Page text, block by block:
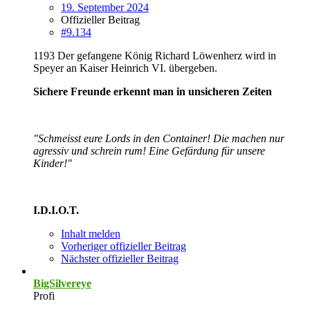
19. September 2024
Offizieller Beitrag
#9.134
1193 Der gefangene König Richard Löwenherz wird in
Speyer an Kaiser Heinrich VI. übergeben.
Sichere Freunde erkennt man in unsicheren Zeiten
"Schmeisst eure Lords in den Container! Die machen nur
agressiv und schrein rum! Eine Gefärdung für unsere
Kinder!"
I.D.I.O.T.
Inhalt melden
Vorheriger offizieller Beitrag
Nächster offizieller Beitrag
BigSilvereye
Profi